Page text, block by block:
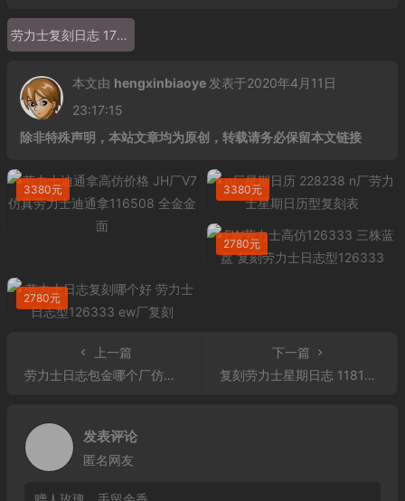
劳力士复刻日志 178383 女表
本文由 hengxinbiaoye 发表于2020年4月11日
23:17:15
除非特殊声明，本站文章均为原创，转载请务必保留本文链接
3380元 3380元
2780元
2780元
上一篇
劳力士日志包金哪个厂仿的好 gm厂包金劳力士日志型126231
下一篇
复刻劳力士星期日志 118138 金面
发表评论
匿名网友